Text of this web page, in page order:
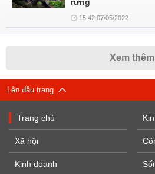
15:42 07/05/2022
Xem thêm
Lên đầu trang
Trang chủ
Xã hội
Kinh doanh